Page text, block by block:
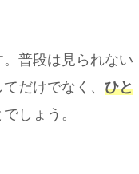
。普段は見られない
だけでなく、 ひと
しょう。